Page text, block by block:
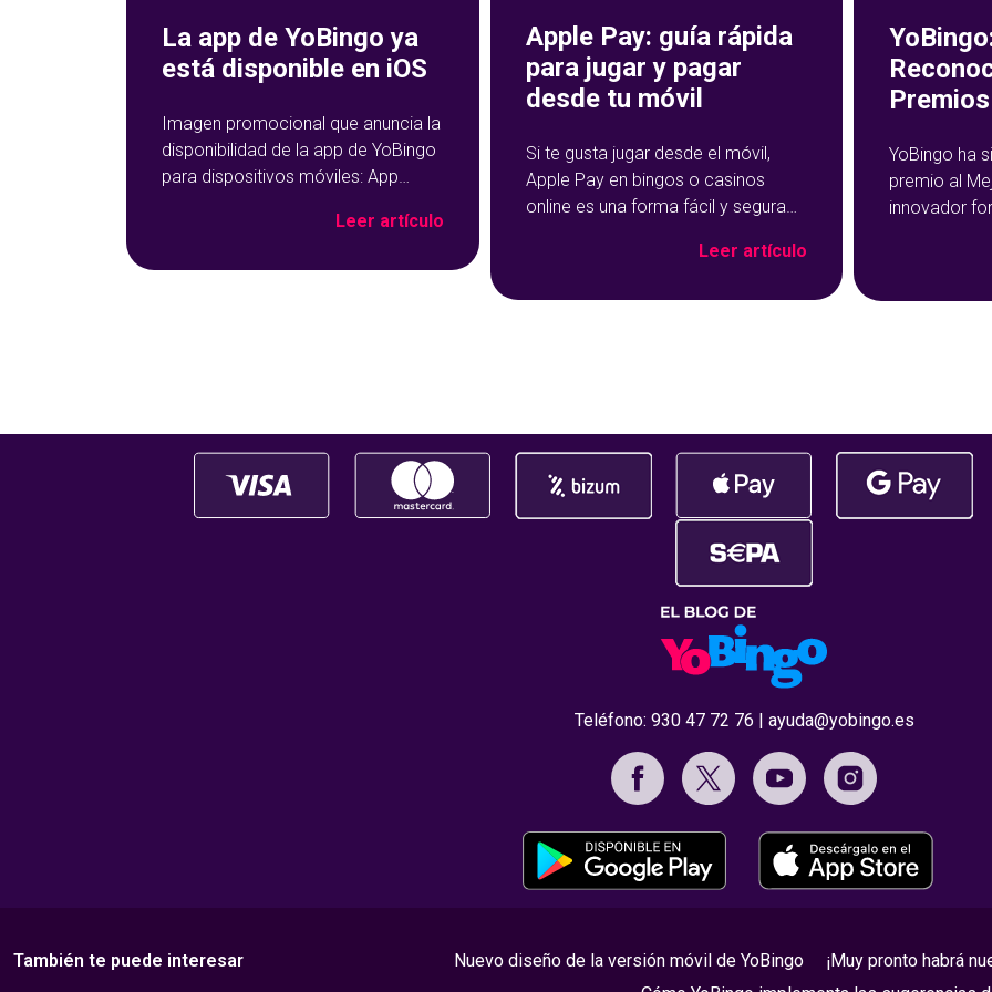
La app de YoBingo ya
está disponible en iOS
Imagen promocional que anuncia la
disponibilidad de la app de YoBingo
para dispositivos móviles: App
azul con detalles geométricos.
Leer artículo
Apple Pay: guía rápida
para jugar y pagar
desde tu móvil
Si te gusta jugar desde el móvil,
Apple Pay en bingos o casinos
online es una forma fácil y segura
método de pago se ha vuelto muy
Leer artículo
YoBingo ha
premio al
innovador
que ha
Teléfono: 930 47 72 76 | ayuda@yobingo.es
También te puede interesar Nuevo diseño de la versión móvil de YoBingo
¡Muy pronto habrá